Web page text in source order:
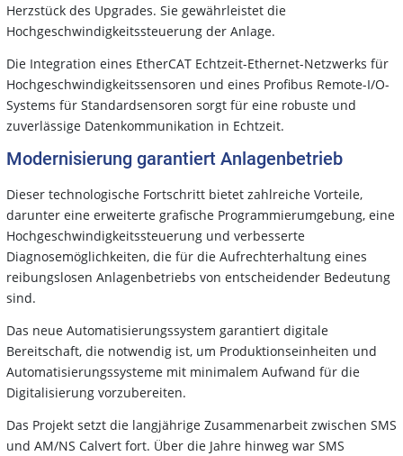
Herzstück des Upgrades. Sie gewährleistet die
Hochgeschwindigkeitssteuerung der Anlage.
Die Integration eines EtherCAT Echtzeit-Ethernet-Netzwerks für
Hochgeschwindigkeitssensoren und eines Profibus Remote-I/O-
Systems für Standardsensoren sorgt für eine robuste und
zuverlässige Datenkommunikation in Echtzeit.
Modernisierung garantiert Anlagenbetrieb
Dieser technologische Fortschritt bietet zahlreiche Vorteile,
darunter eine erweiterte grafische Programmierumgebung, eine
Hochgeschwindigkeitssteuerung und verbesserte
Diagnosemöglichkeiten, die für die Aufrechterhaltung eines
reibungslosen Anlagenbetriebs von entscheidender Bedeutung
sind.
Das neue Automatisierungssystem garantiert digitale
Bereitschaft, die notwendig ist, um Produktionseinheiten und
Automatisierungssysteme mit minimalem Aufwand für die
Digitalisierung vorzubereiten.
Das Projekt setzt die langjährige Zusammenarbeit zwischen SMS
und AM/NS Calvert fort. Über die Jahre hinweg war SMS